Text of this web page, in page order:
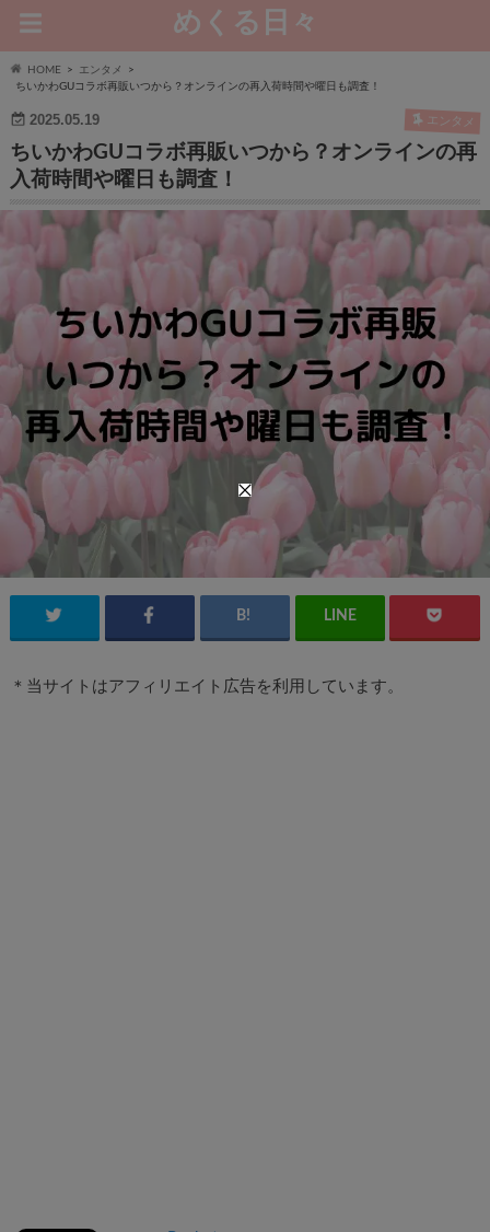
めくる日々
HOME
エンタメ
ちいかわGUコラボ再販いつから？オンラインの再入荷時間や曜日も調査！
2025.05.19 エンタメ
ちいかわGUコラボ再販いつから？オンラインの再
入荷時間や曜日も調査！
＊当サイトはアフィリエイト広告を利用しています。